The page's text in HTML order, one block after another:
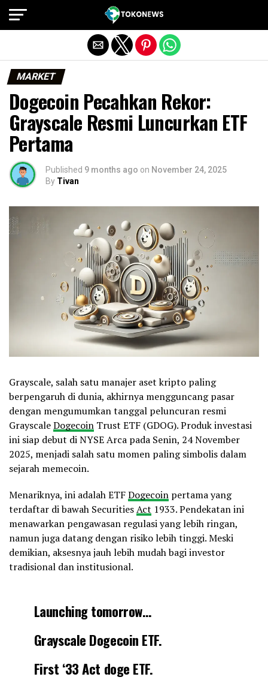
MARKET
Dogecoin Pecahkan Rekor:
Grayscale Resmi Luncurkan ETF
Pertama
Published 9 months ago on November 24, 2025
By Tivan
Grayscale, salah satu manajer aset kripto paling
berpengaruh di dunia, akhirnya mengguncang pasar
dengan mengumumkan tanggal peluncuran resmi
GrayscaleDogecoin Trust ETF (GDOG). Produk investasi
ini siap debut di NYSE Arca pada Senin, 24 November
2025, menjadi salah satu momen paling simbolis dalam
sejarah memecoin.
Menariknya, ini adalah ETFDogecoin pertama yang
terdaftar di bawah SecuritiesAct 1933. Pendekatan ini
menawarkan pengawasan regulasi yang lebih ringan,
namun juga datang dengan risiko lebih tinggi. Meski
demikian, aksesnya jauh lebih mudah bagi investor
tradisional dan institusional.
Launching tomorrow…
Grayscale Dogecoin ETF.
First ‘33 Act doge ETF.
Exit mobile version